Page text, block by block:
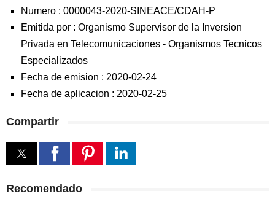
Numero : 0000043-2020-SINEACE/CDAH-P
Emitida por : Organismo Supervisor de la Inversion
Privada en Telecomunicaciones - Organismos Tecnicos
Especializados
Fecha de emision : 2020-02-24
Fecha de aplicacion : 2020-02-25
Compartir
Recomendado